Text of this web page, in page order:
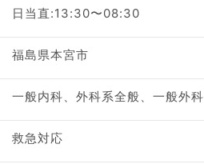
日当直:13:30〜08:30
福島県本宮市
一般内科、外科系全般、一般外科
救急対応